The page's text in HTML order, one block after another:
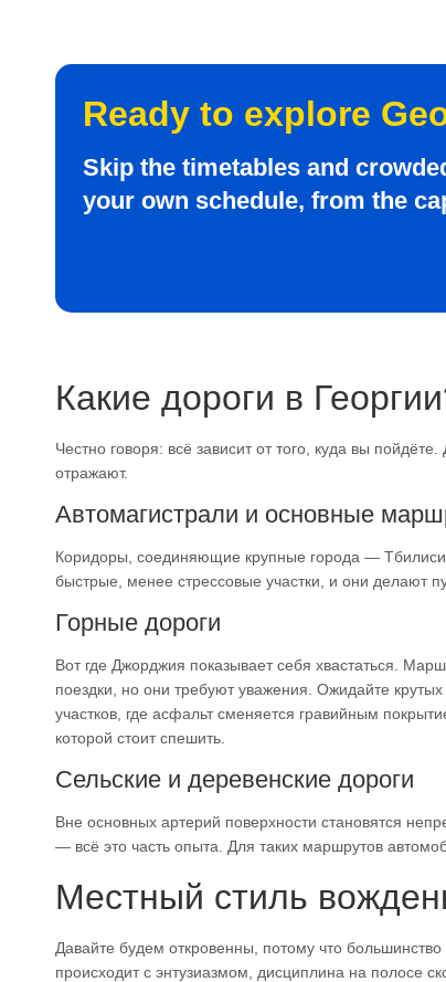
Ready to explore
Skip the timetables and
your own schedule, from the
Какие дороги в
Честно говоря: всё зависит от того, куда вы
отражают.
Автомагистрали и основные
Коридоры, соединяющие крупные города —
быстрые, менее стрессовые участки, и они делают
Горные дороги
Вот где Джорджия показывает себя хвастаться.
поездки, но они требуют уважения. Ожидайте
участков, где асфальт сменяется гравийным
которой стоит спешить.
Сельские и деревенские дороги
Вне основных артерий поверхности становятся
— всё это часть опыта. Для таких маршрутов
Местный стиль
Давайте будем откровенны, потому что
происходит с энтузиазмом, дисциплина на полосе